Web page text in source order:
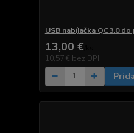
USB nabíjačka QC3.0
13,00 €
10,57 € bez DPH